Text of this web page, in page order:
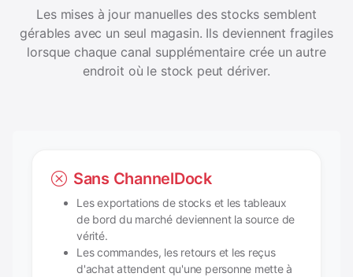
Les mises à jour manuelles des stocks semblent
gérables avec un seul magasin. Ils deviennent fragiles
lorsque chaque canal supplémentaire crée un autre
endroit où le stock peut dériver.
Sans ChannelDock
Les exportations de stocks et les tableaux
de bord du marché deviennent la source de
vérité.
Les commandes, les retours et les reçus
d'achat attendent qu'une personne mette à